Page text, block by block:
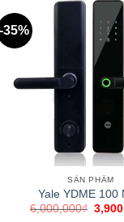
-35%
SẢN PHẨM
Yale YDME 100
6,000,000₫ Giá